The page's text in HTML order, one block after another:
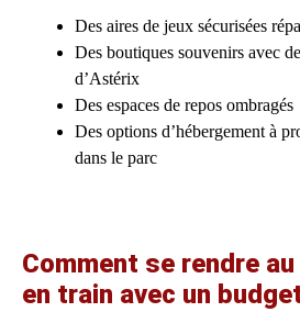
Des aires de jeux sécurisées
Des boutiques souvenirs avec
d’Astérix
Des espaces de repos ombragés
Des options d’hébergement à
dans le parc
Comment se rendre
en train avec un